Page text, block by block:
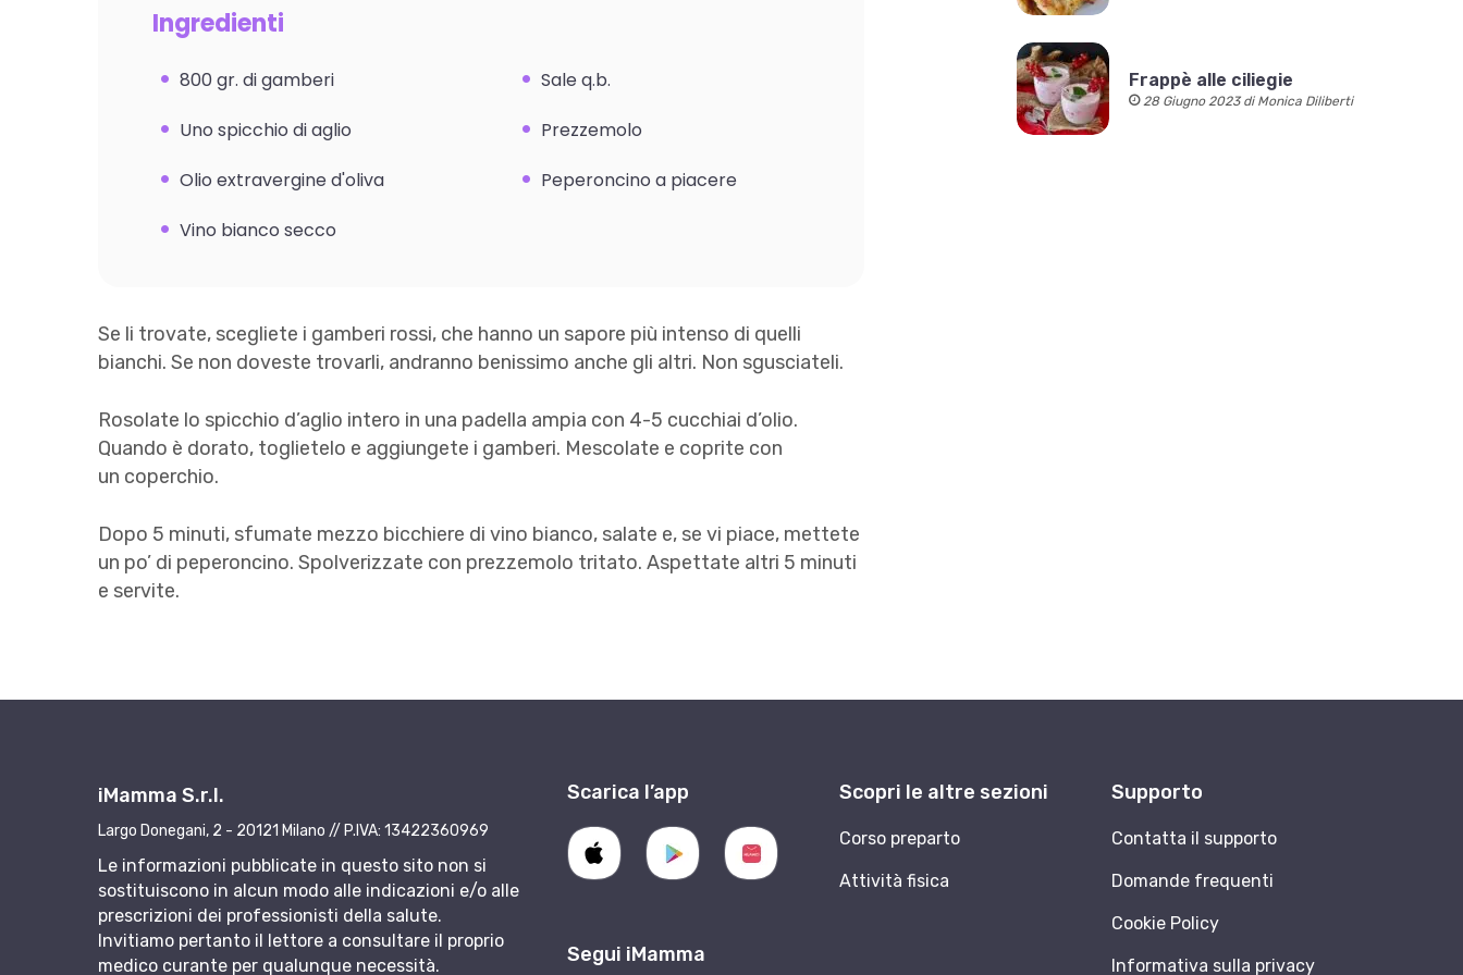
Ingredienti
800 gr. di gamberi
Uno spicchio di aglio
Olio extravergine d'oliva
Vino bianco secco
Sale q.b.
Prezzemolo
Peperoncino a piacere
Se li trovate, scegliete i gamberi rossi, che hanno un sapore più intenso di quelli
bianchi. Se non doveste trovarli, andranno benissimo anche gli altri. Non sgusciateli.
Rosolate lo spicchio d’aglio intero in una padella ampia con 4-5 cucchiai d’olio.
Quando è dorato, toglietelo e aggiungete i gamberi. Mescolate e coprite con
un coperchio.
Dopo 5 minuti, sfumate mezzo bicchiere di vino bianco, salate e, se vi piace, mettete
un po’ di peperoncino. Spolverizzate con prezzemolo tritato. Aspettate altri 5 minuti
e servite.
Frappè alle ciliegie
28 Giugno 2023 di Monica Diliberti
iMamma S.r.l.
Largo Donegani, 2 - 20121 Milano // P.IVA: 13422360969
Le informazioni pubblicate in questo sito non si
sostituiscono in alcun modo alle indicazioni e/o alle
prescrizioni dei professionisti della salute.
Invitiamo pertanto il lettore a consultare il proprio
medico curante per qualunque necessità.
Scarica l’app
Segui iMamma
Scopri le altre sezioni
Corso preparto
Attività fisica
Supporto
Contatta il supporto
Domande frequenti
Cookie Policy
Informativa sulla privacy